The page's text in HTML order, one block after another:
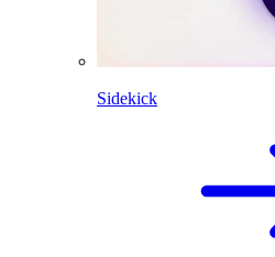
Sidekick